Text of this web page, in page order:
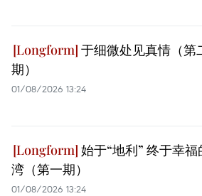
于细微处见真情（第
期）
01/08/2026 13:24
始于“地利” 终于幸福
湾（第一期）
01/08/2026 13:24